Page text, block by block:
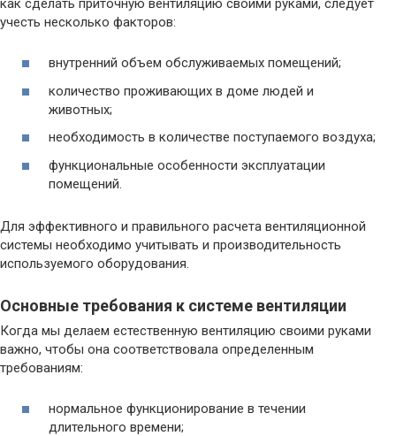
учесть несколько факторов:
внутренний объем обслуживаемых помещений;
количество проживающих в доме людей и
животных;
необходимость в количестве поступаемого воздуха;
функциональные особенности эксплуатации
помещений.
Для эффективного и правильного расчета вентиляционной
системы необходимо учитывать и производительность
используемого оборудования.
Основные требования к системе вентиляции
Когда мы делаем естественную вентиляцию своими руками
важно, чтобы она соответствовала определенным
требованиям:
нормальное функционирование в течении
длительного времени;